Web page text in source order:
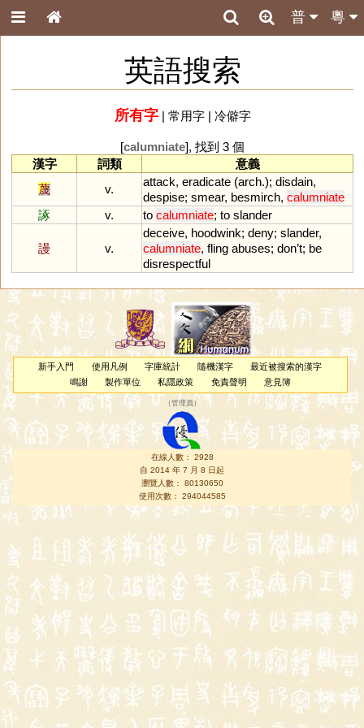
粵
普
英語搜索
所有字| 常用字| 冷僻字
[calumniate], 找到 3 個
漢字
詞類
意義
蔑
v.
attack, eradicate (arch.); disdain,
despise; smear, besmirch, calumniate
諑
v. to calumniate; to slander
謾 v.
deceive, hoodwink; deny; slander,
calumniate, fling abuses; don’t; be
disrespectful
新手入門 使用凡例 字庫統計 隨機漢字
最近被搜索的漢字
鳴謝
製作單位 私隱政策 免責聲明 意見簿
（管理員 ）
在線人數： 2928
自 2014 年 7 月 8 日起
瀏覽人數： 80130650
使用次數： 294044585